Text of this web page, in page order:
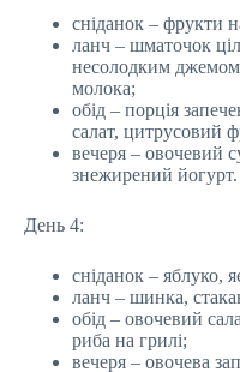
сніданок – фрукти
ланч – шматочок
несолодким
молока;
обід – порція
салат, цитрусовий
вечеря – овочевий
знежирений йогурт.
День 4:
сніданок – яблуко,
ланч – шинка,
обід – овочевий
риба на грилі;
вечеря – овочева